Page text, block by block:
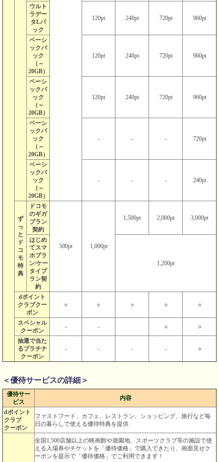
ウルト
ラデー
タLパ
ック
120pt 240pt 720pt 960pt
ベーシ
ックパ
ック
（～
20GB）
120pt 240pt 720pt 960pt
ベーシ
ックパ
ック
（～
20GB）
120pt 240pt 720pt 960pt
ベーシ
ックパ
ック
（～
20GB）
- - - 720pt
ベーシ
ックパ
ック
（～
20GB）
- - - 240pt
ず
っ
と
ド
コ
モ
特
典
ドコモ
のギガ
プラン
契約
500pt 1,000pt
1,500pt 2,000pt 3,000pt
はじめ
てスマ
ホプラ
ン/ケー
タイプ
ラン契
約
1,200pt
dポイント
クラブクー
ポン
○ ○ ○ ○ ○
スペシャル
クーポン
- - ○ ○
抽選で当た
るプラチナ
クーポン
- - - - ○
＜優待サービスの詳細＞
優待サー
ビス
内容
dポイント
クラブ
クーポン
ファストフード、カフェ、レストラン、ショッピング、旅行など毎
日の暮らしで使える優待特典を提供
全国1,500店舗以上の映画館や遊園地、スポーツクラブ等の施設で使
える入場券やチケットを「優待価格」で購入できたり、画面見せク
ーポンを提示で「優待価格」でご利用できます！